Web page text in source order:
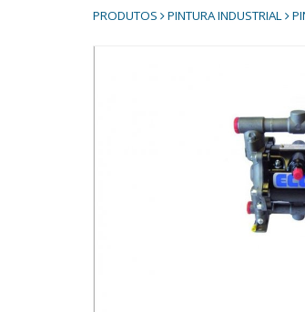
PRODUTOS PINTURA INDUSTRIAL